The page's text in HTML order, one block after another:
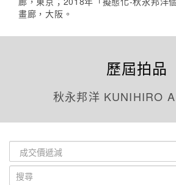
畫廊，大阪。
歷屆拍品
秋永邦洋 KUNIHIRO